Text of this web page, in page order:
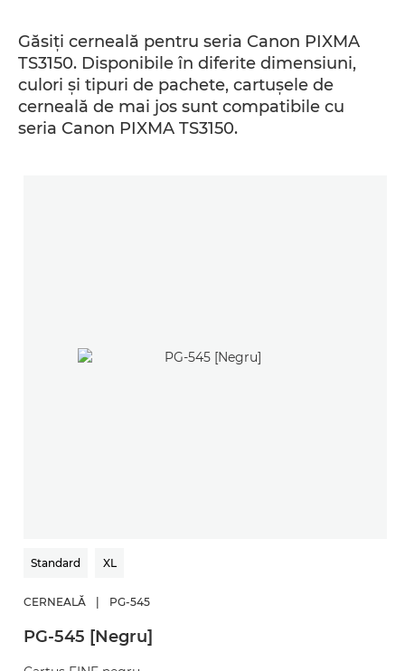
Găsiţi cerneală pentru seria Canon PIXMA
TS3150. Disponibile în diferite dimensiuni,
culori şi tipuri de pachete, cartuşele de
cerneală de mai jos sunt compatibile cu
seria Canon PIXMA TS3150.
Standard XL
CERNEALĂ PG-545
PG-545 [Negru]